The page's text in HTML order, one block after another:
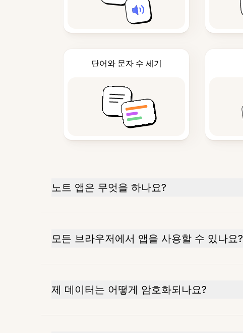
단어와 문자 수 세기
노트 앱은 무엇을 하나요?
모든 브라우저에서 앱을 사용할 수 있나요?
제 데이터는 어떻게 암호화되나요?